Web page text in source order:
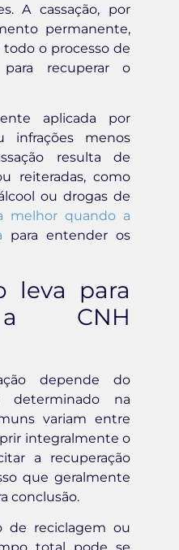
A cassação, por
permanente,
o processo de
para recuperar o
aplicada por
infrações menos
resulta de
reiteradas, como
ou drogas de
melhor quando a
para entender os
leva para
a CNH
depende do
determinado na
variam entre
integralmente o
a recuperação
que geralmente
conclusão.
de reciclagem ou